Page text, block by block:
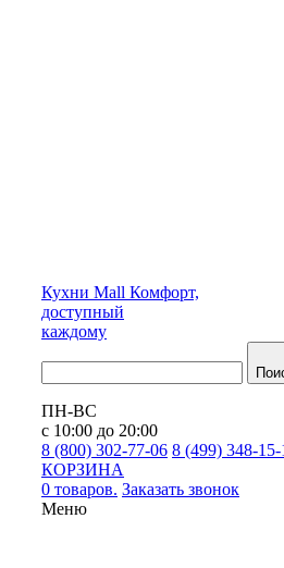
Кухни Mall Комфорт,
доступный
каждому
ПН-ВС
с 10:00 до 20:00
8 (800) 302-77-06 8 (499) 348-15-
КОРЗИНА
0 товаров. Заказать звонок
Меню